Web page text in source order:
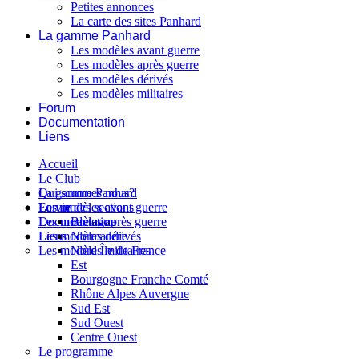
Petites annonces
La carte des sites Panhard
La gamme Panhard
Les modèles avant guerre
Les modèles après guerre
Les modèles dérivés
Les modèles militaires
Forum
Documentation
Liens
Accueil
Le Club
Qui sommes nous?
La vie des sections
Bretagne
Normandie
Nord Île de France
Est
Bourgogne Franche Comté
Rhône Alpes Auvergne
Sud Est
Sud Ouest
Centre Ouest
Le programme
La gamme Panhard
Les modèles avant guerre
Les modèles après guerre
Les modèles dérivés
Les modèles militaires
Forum
Documentation
Liens